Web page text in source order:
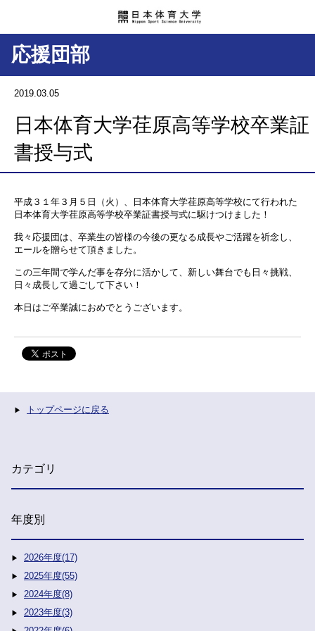
応援団部
2019.03.05
日本体育大学荏原高等学校卒業証
書授与式
平成３１年３月５日（火）、日本体育大学荏原高等学校にて行われた
日本体育大学荏原高等学校卒業証書授与式に駆けつけました！
我々応援団は、卒業生の皆様の今後の更なる成長やご活躍を祈念し、
エールを贈らせて頂きました。
この三年間で学んだ事を存分に活かして、新しい舞台でも日々挑戦、
日々成長して過ごして下さい！
本日はご卒業誠におめでとうございます。
トップページに戻る
カテゴリ
年度別
2026年度(17)
2025年度(55)
2024年度(8)
2023年度(3)